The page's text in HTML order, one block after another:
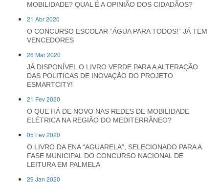
MOBILIDADE? QUAL É A OPINIÃO DOS CIDADÃOS?
21 Abr 2020
O CONCURSO ESCOLAR “ÁGUA PARA TODOS!” JÁ TEM
VENCEDORES
26 Mar 2020
JÁ DISPONÍVEL O LIVRO VERDE PARA A ALTERAÇÃO
DAS POLITICAS DE INOVAÇÃO DO PROJETO
ESMARTCITY!
21 Fev 2020
O QUE HÁ DE NOVO NAS REDES DE MOBILIDADE
ELÉTRICA NA REGIÃO DO MEDITERRÂNEO?
05 Fev 2020
O LIVRO DA ENA “AGUARELA”, SELECIONADO PARA A
FASE MUNICIPAL DO CONCURSO NACIONAL DE
LEITURA EM PALMELA
29 Jan 2020